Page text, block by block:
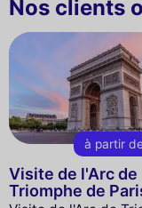
Nos clients
à partir
Visite de l'Arc de
Triomphe de